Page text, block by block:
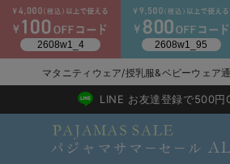
マタニティウェア/授乳服&ベビーウェア
2026/NewArrival
送料495円(一部地域を除く) 7,700
LINE お友達登録で500円